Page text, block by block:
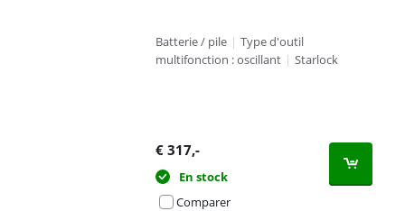
Batterie / pile | Type d'outil
multifonction : oscillant | Starlock
€ 317,-
En stock
Comparer